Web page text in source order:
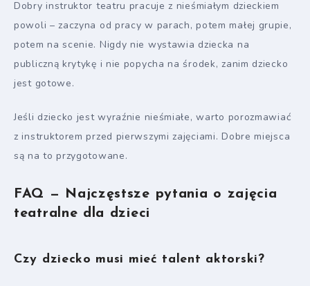
Dobry instruktor teatru pracuje z nieśmiałym dzieckiem
powoli – zaczyna od pracy w parach, potem małej grupie,
potem na scenie. Nigdy nie wystawia dziecka na
publiczną krytykę i nie popycha na środek, zanim dziecko
jest gotowe.
Jeśli dziecko jest wyraźnie nieśmiałe, warto porozmawiać
z instruktorem przed pierwszymi zajęciami. Dobre miejsca
są na to przygotowane.
FAQ — Najczęstsze pytania o zajęcia
teatralne dla dzieci
Czy dziecko musi mieć talent aktorski?